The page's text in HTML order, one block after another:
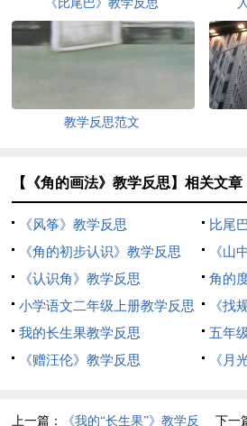
《比尾巴》教学反思
教学反思范文
【《角的画法》教学反思】相关文章
《风筝》教学反思
比尾
《角的初步认识》教学反思
《山
《认识角》教学反思
角的
小学语文二年级上册教学反思
《找
我的长生果教学反思
五年
《赠汪伦》教学反思
《月
上一篇： 《我的“长生果”》教学反 下一